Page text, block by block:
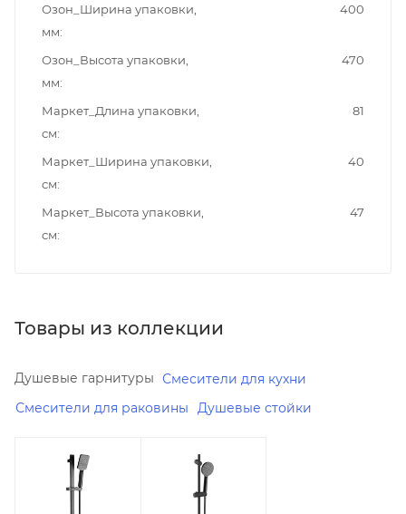
Озон_Ширина упаковки,
мм
400
Озон_Высота упаковки,
мм
470
Маркет_Длина упаковки,
см
81
Маркет_Ширина упаковки,
см
40
Маркет_Высота упаковки,
см
47
Товары из коллекции
Душевые гарнитуры Смесители для кухни
Смесители для раковины
Душевые стойки
Минимальная
2360.00
Минимальная
6160.00